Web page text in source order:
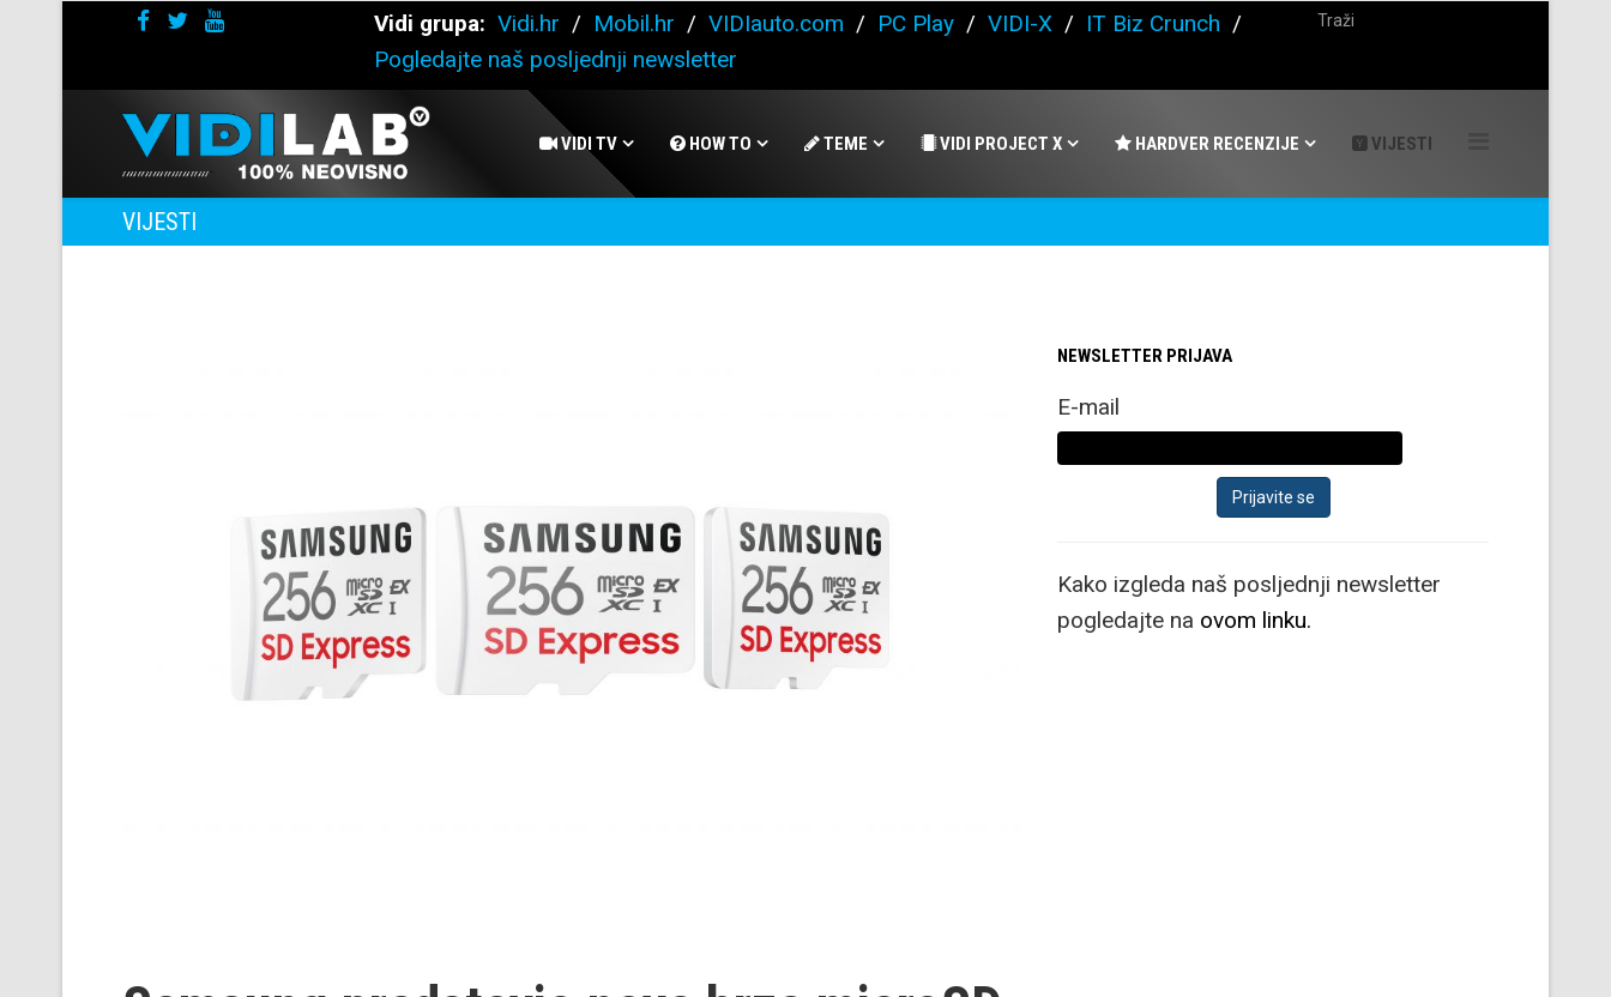
Vidi grupa: Vidi.hr / Mobil.hr / VIDIauto.com / PC Play / VIDI-X / IT Biz Crunch /
Pogledajte naš posljednji newsletter
VIDI TV HOW TO TEME VIDI PROJECT X HARDVER RECENZIJE VIJESTI
VIJESTI
NEWSLETTER PRIJAVA
E-mail
Kako izgleda naš posljednji newsletter
pogledajte na ovom linku.